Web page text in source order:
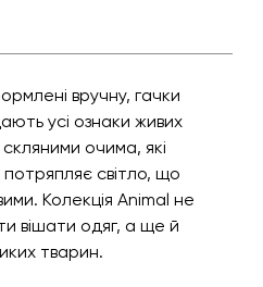
вручну, гачки
усі ознаки живих
очима, які
світло, що
Колекція Animal не
вішати одяг, а ще й
тварин.